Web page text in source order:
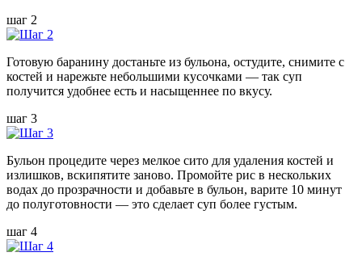
шаг 2
Готовую баранину достаньте из бульона, остудите, снимите с
костей и нарежьте небольшими кусочками — так суп
получится удобнее есть и насыщеннее по вкусу.
шаг 3
Бульон процедите через мелкое сито для удаления костей и
излишков, вскипятите заново. Промойте рис в нескольких
водах до прозрачности и добавьте в бульон, варите 10 минут
до полуготовности — это сделает суп более густым.
шаг 4